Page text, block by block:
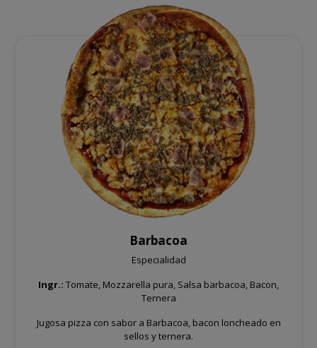
Barbacoa
Especialidad
Ingr.: Tomate, Mozzarella pura, Salsa barbacoa, Bacon,
Ternera
Jugosa pizza con sabor a Barbacoa, bacon loncheado en
sellos y ternera.